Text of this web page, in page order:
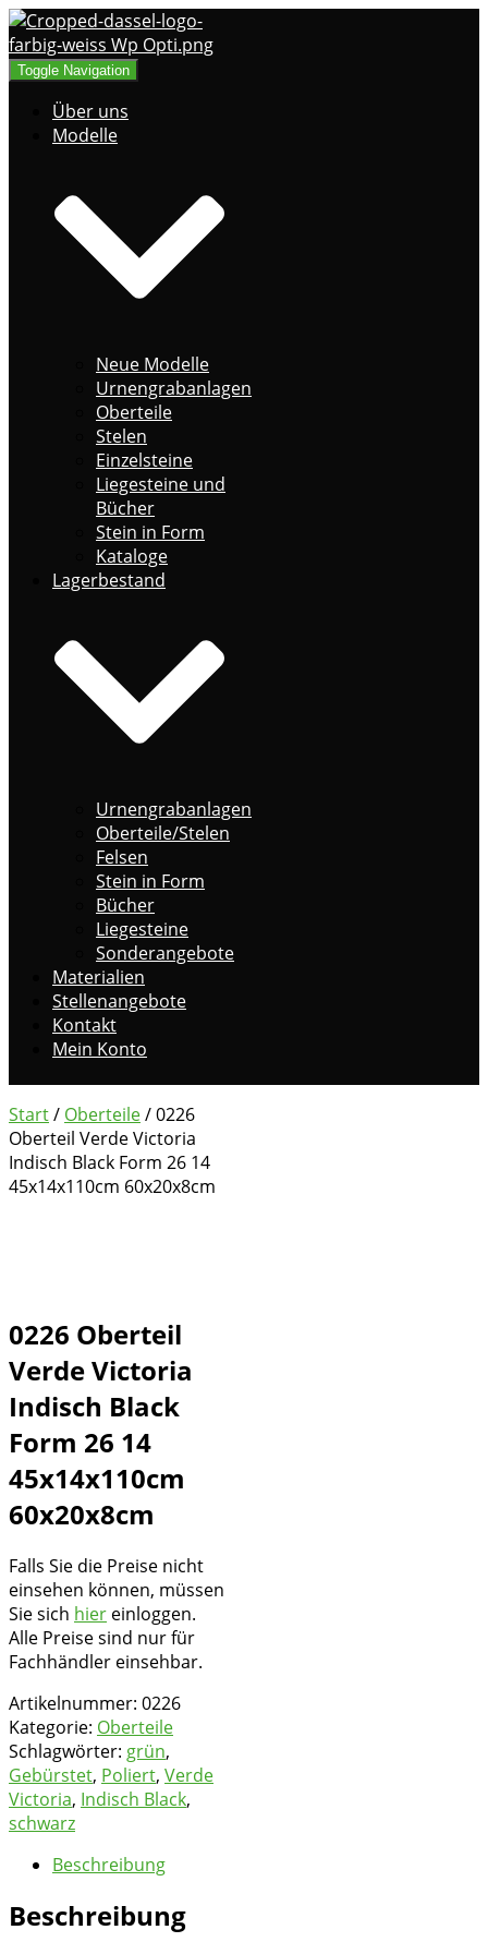
Toggle Navigation
Über uns
Modelle
Neue Modelle
Urnengrabanlagen
Oberteile
Stelen
Einzelsteine
Liegesteine und
Bücher
Stein in Form
Kataloge
Lagerbestand
Urnengrabanlagen
Oberteile/Stelen
Felsen
Stein in Form
Bücher
Liegesteine
Sonderangebote
Materialien
Stellenangebote
Kontakt
Mein Konto
Start/ Oberteile/ 0226
Oberteil Verde Victoria
Indisch Black Form 26 14
45x14x110cm 60x20x8cm
0226 Oberteil
Verde Victoria
Indisch Black
Form 26 14
45x14x110cm
60x20x8cm
Falls Sie die Preise nicht
einsehen können, müssen
Sie sich hier einloggen.
Alle Preise sind nur für
Fachhändler einsehbar.
Artikelnummer: 0226
Kategorie: Oberteile
Schlagwörter: grün,
Gebürstet, Poliert, Verde
Victoria, Indisch Black,
schwarz
Beschreibung
Beschreibung